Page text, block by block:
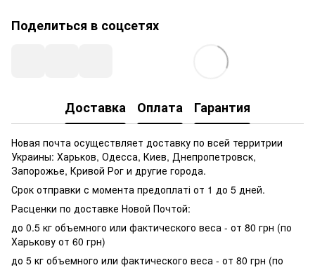
Поделиться в соцсетях
Доставка Оплата Гарантия
Новая почта осуществляет доставку по всей территрии
Украины: Харьков, Одесса, Киев, Днепропетровск,
Запорожье, Кривой Рог и другие города.
Срок отправки с момента предоплаті от 1 до 5 дней.
Расценки по доставке Новой Почтой:
до 0.5 кг объемного или фактического веса - от 80 грн (по
Харькову от 60 грн)
до 5 кг объемного или фактического веса - от 80 грн (по